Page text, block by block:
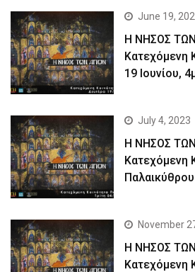
June 19,
Η ΝΗΣΟΣ
Kατεχόμενη
19 Ιουνίου,
July 4, 2023
Η ΝΗΣΟΣ
Kατεχόμενη
Παλαικύθρου
November
Η ΝΗΣΟΣ
Κατεχόμενη